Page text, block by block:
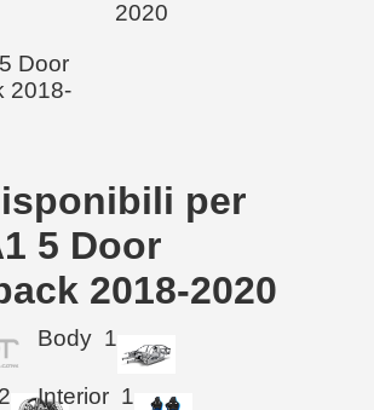
per
5 Door
2018-2020
Body 1
Interior 1